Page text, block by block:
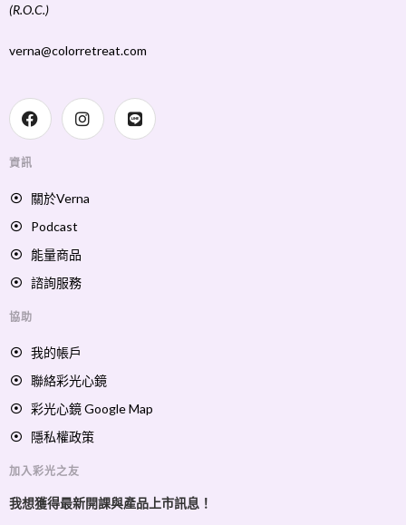
(R.O.C.)
verna@colorretreat.com
資訊
關於Verna
Podcast
能量商品
諮詢服務
協助
我的帳戶
聯絡彩光心鏡
彩光心鏡 Google Map
隱私權政策
加入彩光之友
我想獲得最新開課與產品上市訊息！